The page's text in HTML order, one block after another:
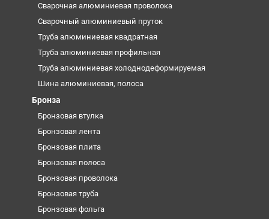
Сварочная алюминиевая проволока
Сварочный алюминиевый пруток
Труба алюминиевая квадратная
Труба алюминиевая профильная
Труба алюминиевая холоднодеформируемая
Шина алюминиевая, полоса
Бронза
Бронзовая втулка
Бронзовая лента
Бронзовая плита
Бронзовая полоса
Бронзовая проволока
Бронзовая труба
Бронзовая фольга